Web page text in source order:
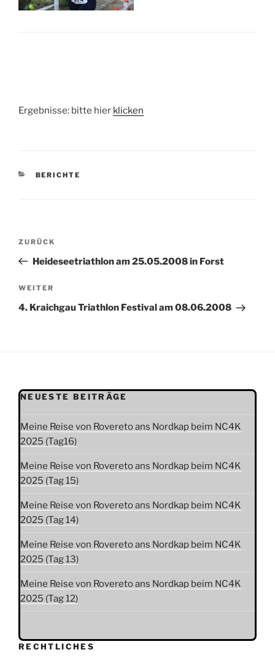
Ergebnisse: bitte hier klicken
KATEGORIEN
BERICHTE
Beitragsnavigation
Vorheriger
Beitrag
ZURÜCK
Heideseetriathlon am 25.05.2008 in Forst
Nächster
Beitrag
WEITER
4. Kraichgau Triathlon Festival am 08.06.2008
NEUESTE BEITRÄGE
Meine Reise von Rovereto ans Nordkap beim NC4K
2025 (Tag16)
Meine Reise von Rovereto ans Nordkap beim NC4K
2025 (Tag 15)
Meine Reise von Rovereto ans Nordkap beim NC4K
2025 (Tag 14)
Meine Reise von Rovereto ans Nordkap beim NC4K
2025 (Tag 13)
Meine Reise von Rovereto ans Nordkap beim NC4K
2025 (Tag 12)
RECHTLICHES